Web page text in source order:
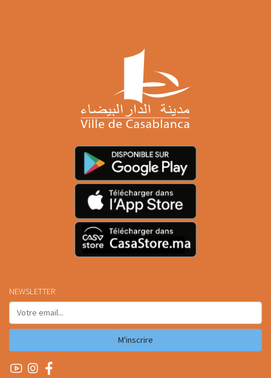
NEWSLETTER
M'inscrire